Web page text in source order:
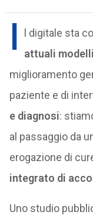
I l digitale sta
attuali
miglioramento
paziente e di
e diagnosi:
al passaggio da
erogazione di
integrato di
Uno studio